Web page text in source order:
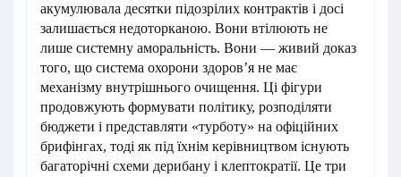
акумулювала десятки підозрілих контрактів і досі
залишається недоторканою. Вони втілюють не
лише системну аморальність. Вони — живий доказ
того, що система охорони здоров’я не має
механізму внутрішнього очищення. Ці фігури
продовжують формувати політику, розподіляти
бюджети і представляти «турботу» на офіційних
брифінгах, тоді як під їхнім керівництвом існують
багаторічні схеми дерибану і клептократії. Це три